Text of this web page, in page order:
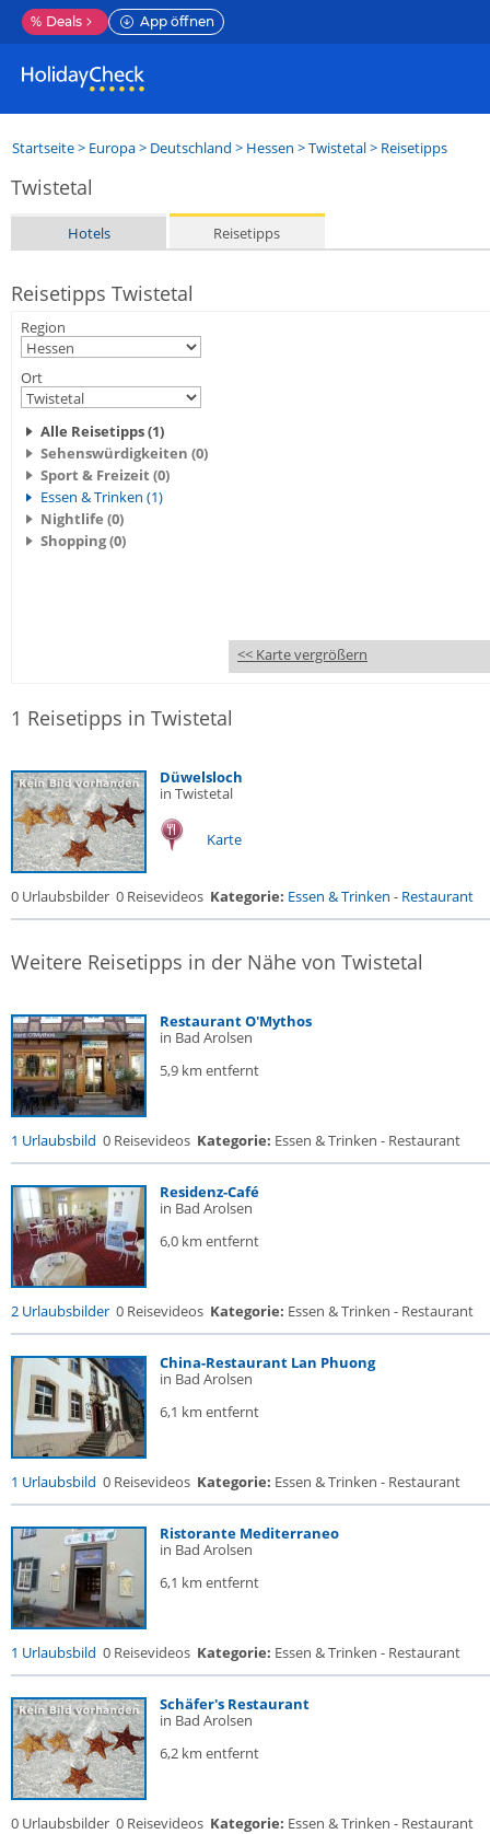
% Deals App öffnen
Startseite> Europa> Deutschland > Hessen >Twistetal> Reisetipps
Twistetal
Hotels Reisetipps
Reisetipps Twistetal
Region
Ort
Alle Reisetipps (1)
Sehenswürdigkeiten (0)
Sport & Freizeit (0)
Essen & Trinken (1)
Nightlife (0)
Shopping (0)
<< Karte vergrößern
1 Reisetipps in Twistetal
Düwelsloch
in Twistetal
Karte
0 Urlaubsbilder 0 Reisevideos Kategorie: Essen & Trinken - Restaurant
Weitere Reisetipps in der Nähe von Twistetal
Restaurant O'Mythos
in Bad Arolsen
5,9 km entfernt
1 Urlaubsbild 0 Reisevideos Kategorie: Essen & Trinken - Restaurant
Residenz-Café
in Bad Arolsen
6,0 km entfernt
2 Urlaubsbilder 0 Reisevideos Kategorie: Essen & Trinken - Restaurant
China-Restaurant Lan Phuong
in Bad Arolsen
6,1 km entfernt
1 Urlaubsbild 0 Reisevideos Kategorie: Essen & Trinken - Restaurant
Ristorante Mediterraneo
in Bad Arolsen
6,1 km entfernt
1 Urlaubsbild 0 Reisevideos Kategorie: Essen & Trinken - Restaurant
Schäfer's Restaurant
in Bad Arolsen
6,2 km entfernt
0 Urlaubsbilder 0 Reisevideos Kategorie: Essen & Trinken - Restaurant